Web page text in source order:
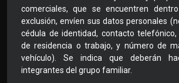
comerciales, que se encuentren
exclusión, envíen sus datos personales
cédula de identidad, contacto
de residencia o trabajo, y número de
vehículo). Se indica que deberán
integrantes del grupo familiar.